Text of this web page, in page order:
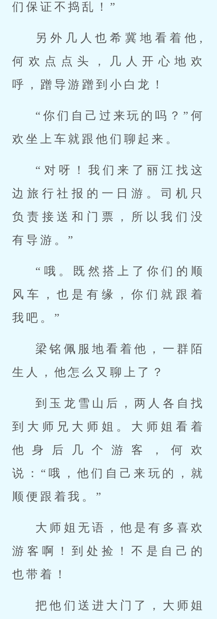
们保证不捣乱！”
另外几人也希冀地看着他,
何欢点点头，几人开心地欢
呼，蹭导游蹭到小白龙！
“你们自己过来玩的吗？”何
欢坐上车就跟他们聊起来。
“对呀！我们来了丽江找这
边旅行社报的一日游。司机只
负责接送和门票，所以我们没
有导游。”
“哦。既然搭上了你们的顺
风车，也是有缘，你们就跟着
我吧。”
梁铭佩服地看着他，一群陌
生人，他怎么又聊上了？
到玉龙雪山后，两人各自找
到大师兄大师姐。大师姐看着
他身后几个游客，何欢
说：“哦，他们自己来玩的，就
顺便跟着我。”
大师姐无语，他是有多喜欢
游客啊！到处捡！不是自己的
也带着！
把他们送进大门了，大师姐